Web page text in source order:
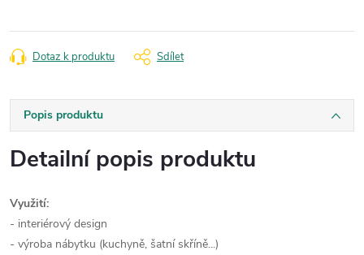
Dotaz k produktu Sdílet
Popis produktu
Detailní popis produktu
Využití:
- interiérový design
- výroba nábytku (kuchyně, šatní skříně...)